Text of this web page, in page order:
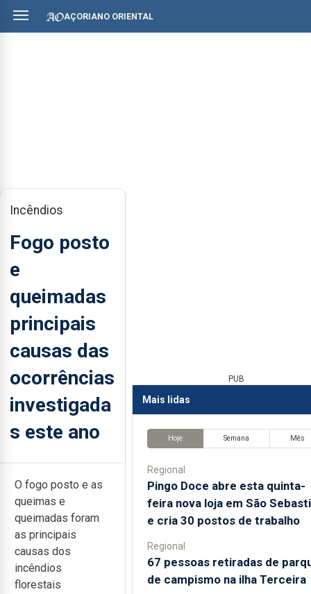
AÇORIANO ORIENTAL
Incêndios
Fogo posto
e
queimadas
principais
causas das
ocorrências
investigada
s este ano
O fogo posto e as
queimas e
queimadas foram
as principais
causas dos
incêndios
florestais
PUB
Mais lidas
Hoje Semana Mês
Regional
Pingo Doce abre esta quinta-
feira nova loja em São
e cria 30 postos de trabalho
Regional
67 pessoas retiradas de
de campismo na ilha Terceira